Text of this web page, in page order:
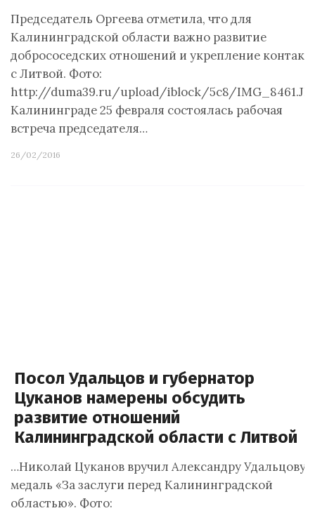
Председатель Оргеева отметила, что для
Калининградской области важно развитие
добрососедских отношений и укрепление
с Литвой. Фото:
http://duma39.ru/upload/iblock/5c8/
Калининграде 25 февраля состоялась рабочая
встреча председателя…
26/02/2016
Посол Удальцов и губернатор
Цуканов намерены обсудить
развитие отношений
Калининградской области с Литвой
…Николай Цуканов вручил Александру Удальцову
медаль «За заслуги перед Калининградской
областью». Фото: